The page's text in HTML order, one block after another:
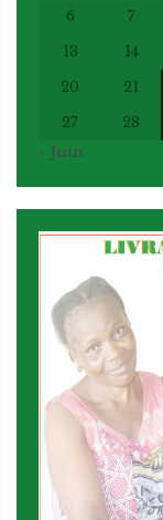
6
7
13
14
20
21
27
28
« Juin